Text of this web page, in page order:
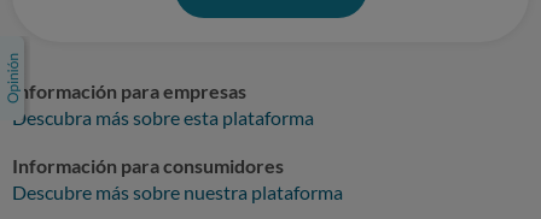
Información para empresas
Descubra más sobre esta plataforma
Información para consumidores
Descubre más sobre nuestra plataforma